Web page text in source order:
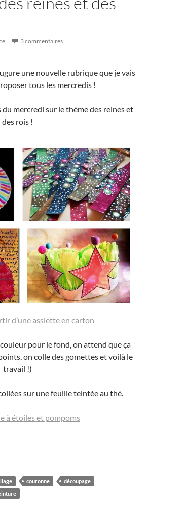
3 commentaires
une nouvelle rubrique que je vais
tous les mercredis !
mercredi sur le thème des reines et
des rois !
d’une assiette en carton
pour le fond, on attend que ça
on colle des gomettes et voilà le
travail !)
sur une feuille teintée au thé.
à étoiles et pompoms
couronne
découpage